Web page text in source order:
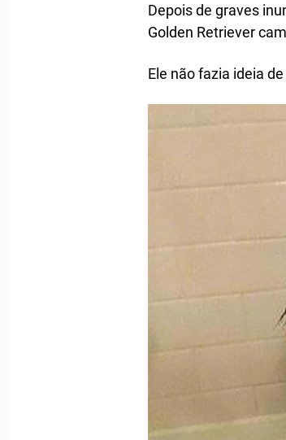
Depois de graves
Golden Retriever
Ele não fazia ideia